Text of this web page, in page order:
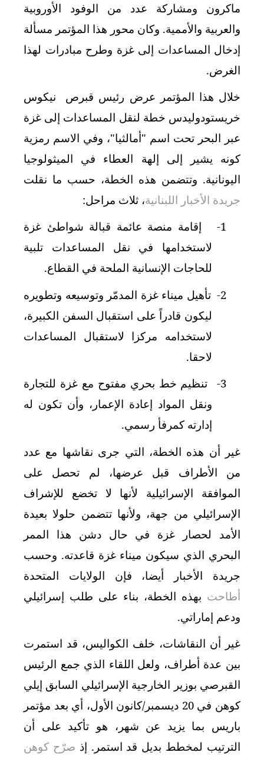
ماكرون ومشاركة عدد من الوفود الأوروبية
والعربية والأممية. وكان محور هذا المؤتمر مسألة
إدخال المساعدات إلى غزة وطرح مبادرات لهذا
الغرض.
خلال هذا المؤتمر عرض رئيس قبرص نيكوس
خريستودوليدس خطة لنقل المساعدات إلى غزة
عبر البحر تحت اسم "أمالثيا"، وفي الاسم رمزية
كونه يشير إلى إلهة العطاء في الميثولوجيا
اليونانية. وتتضمن هذه الخطة، حسب ما نقلت
جريدة الأخبار اللبنانية، ثلاث مراحل:
1-
إقامة منصة عائمة قبالة شواطئ غزة
لاستخدامها في نقل المساعدات تلبية
للحاجات الإنسانية الملحة في القطاع.
2-
تأهيل ميناء غزة المدمّر وتوسيعه وتطويره
ليكون قادراً على استقبال السفن الكبيرة،
لاستخدامه مركزا لاستقبال المساعدات
لاحقا.
3-
تنظيم خط بحري مفتوح مع غزة للتجارة
ونقل المواد إعادة الإعمار، وأن تكون له
إدارته كمرفأ رسمي.
غير أن هذه الخطة، التي جرى نقاشها مع عدد
من الأطراف قبل عرضها، لم تحصل على
الموافقة الإسرائيلية لأنها لا تخضع للإشراف
الإسرائيلي من جهة، ولأنها تتضمن حلولا بعيدة
الأمد لحصار غزة في حال دشن هذا الممر
البحري الذي سيكون ميناء غزة قاعدته. وحسب
جريدة الأخبار أيضا، فإن الولايات المتحدة
أطاحت بهذه الخطة، بناء على طلب إسرائيلي
ودعم إماراتي.
غير أن النقاشات، خلف الكواليس، قد استمرت
بين عدة أطراف، ولعل اللقاء الذي جمع الرئيس
القبرصي بوزير الخارجية الإسرائيلي السابق إيلي
كوهن في 20 ديسمبر/كانون الأول، أي بعد مؤتمر
باريس بما يزيد عن شهر، هو تأكيد على أن
الترتيب لمخطط بديل قد استمر. إذ صرّح كوهن